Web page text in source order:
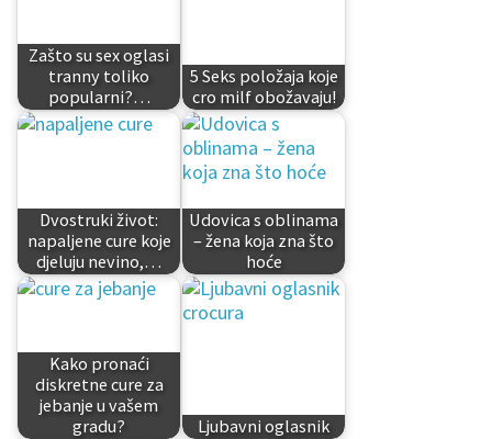
Zašto su sex oglasi
tranny toliko
popularni?…
5 Seks položaja koje
cro milf obožavaju!
Dvostruki život:
napaljene cure koje
djeluju nevino,…
Udovica s oblinama
– žena koja zna što
hoće
Kako pronaći
diskretne cure za
jebanje u vašem
gradu?
Ljubavni oglasnik